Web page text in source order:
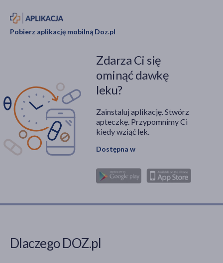
Pobierz aplikację mobilną Doz.pl
Zdarza Ci się
ominąć dawkę
leku?
Zainstaluj aplikację. Stwórz
apteczkę. Przypomnimy Ci
kiedy wziąć lek.
Dostępna w
Dlaczego DOZ.pl